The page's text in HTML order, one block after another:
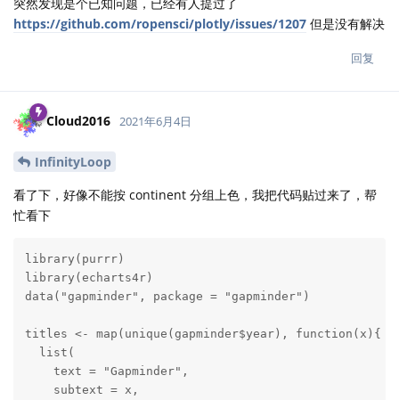
https://github.com/ropensci/plotly/issues/1207 但是没有解决
回复
Cloud2016 2021年6月4日
InfinityLoop
看了下，好像不能按 continent 分组上色，我把代码贴过来了，帮
忙看下
library(purrr)
library(echarts4r)
data("gapminder", package = "gapminder")
titles <- map(unique(gapminder$year), function(x){
  list(
    text = "Gapminder",
    subtext = x,